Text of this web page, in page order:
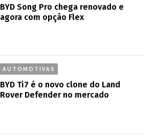
BYD Song Pro chega renovado e
agora com opção Flex
AUTOMOTIVAS
BYD Ti7 é o novo clone do Land
Rover Defender no mercado